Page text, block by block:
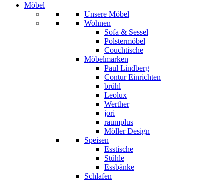
Möbel
Unsere Möbel
Wohnen
Sofa & Sessel
Polstermöbel
Couchtische
Möbelmarken
Paul Lindberg
Contur Einrichten
brühl
Leolux
Werther
jori
raumplus
Möller Design
Speisen
Esstische
Stühle
Essbänke
Schlafen